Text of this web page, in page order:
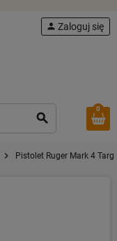
search
person Zaloguj się
0
chevron_right Pistolet Ruger Mark 4